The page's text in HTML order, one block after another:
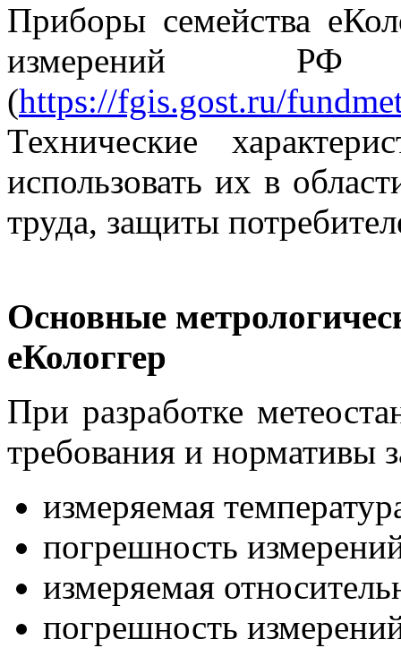
Приборы семейства
(https://fgis.gost.ru/
Технические
использовать их в
труда, защиты
Основные
еКологгер
При разработке
требования и нормативы
измеряемая
погрешность
измеряемая
погрешность